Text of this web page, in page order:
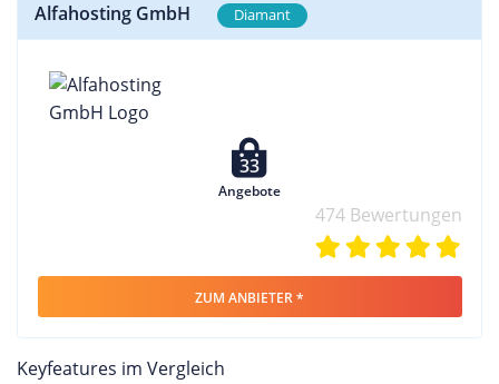
Alfahosting GmbH Diamant
33
Angebote
474 Bewertungen
ZUM ANBIETER *
Keyfeatures im Vergleich